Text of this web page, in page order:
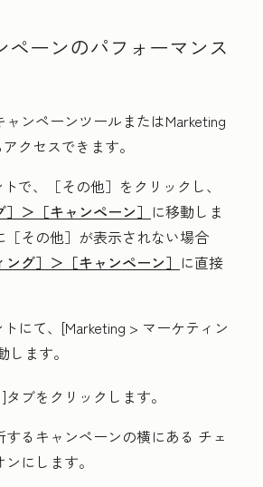
ペーンのパフォーマンス
ャンペーンツールまたはMarketing
クセスできます。
で、
［その他］をクリックし、
］＞ ［キャンペーン］ に移動しま
［その他］が表示されない場合
ング］＞ ［キャンペーン］ に直接
にて、[Marketing > マーケティン
します。
]タブをクリックします。
するキャンペーンの横にある チェ
ンにします。